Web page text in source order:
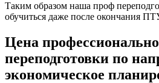
Таким образом наша проф
обучиться даже после окончания
Цена
переподготовки по
экономическое